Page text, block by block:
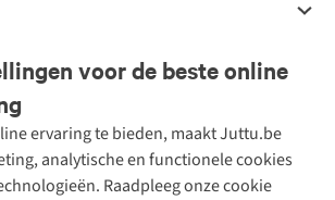
voor de beste online
ervaring te bieden, maakt Juttu.be
analytische en functionele cookies
Raadpleeg onze cookie